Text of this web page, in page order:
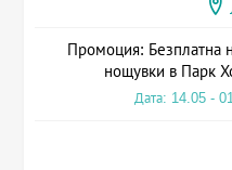
Промоция: Безплатна
нощувки в Парк
Дата: 14.05 -